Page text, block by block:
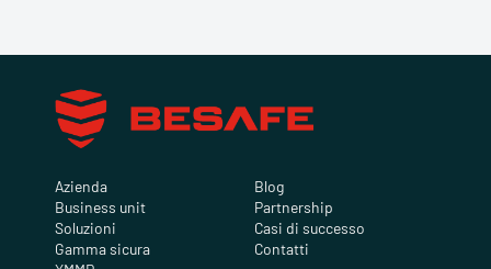
Azienda
Business unit
Soluzioni
Gamma sicura
Blog
Partnership
Casi di successo
Contatti